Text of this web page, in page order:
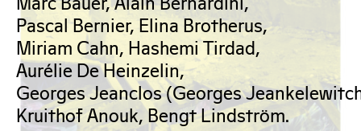
Pascal Bernier, Elina Brotherus,
Miriam Cahn, Hashemi Tirdad,
Aurélie De Heinzelin,
Georges Jeanclos (georges
Kruithof Anouk, Bengt Lindström.